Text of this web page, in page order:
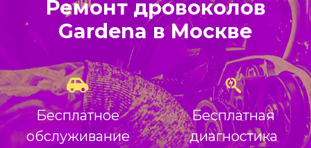
Ремонт дровоколов
Gardena в Москве
Бесплатное
обслуживание
Бесплатная
диагностика